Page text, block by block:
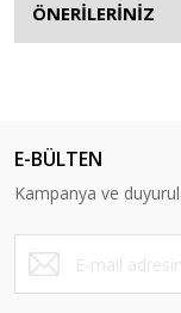
ÖNERİLERİNİZ
E-BÜLTEN
Kampanya ve